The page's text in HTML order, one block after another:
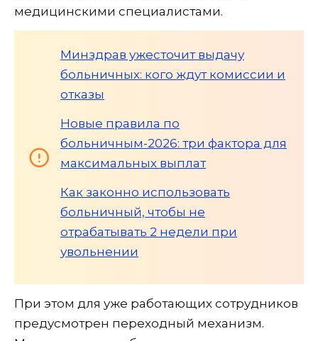
медицинскими специалистами.
Минздрав ужесточит выдачу
больничных: кого ждут комиссии и
отказы
Новые правила по
больничным-2026: три фактора для
максимальных выплат
Как законно использовать
больничный, чтобы не
отрабатывать 2 недели при
увольнении
При этом для уже работающих сотрудников
предусмотрен переходный механизм.